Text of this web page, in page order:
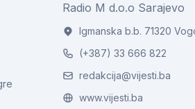
Radio M d.o.o Sarajevo
Igmanska b.b. 71320
(+387) 33 666 822
redakcija@vijesti.ba
www.vijesti.ba